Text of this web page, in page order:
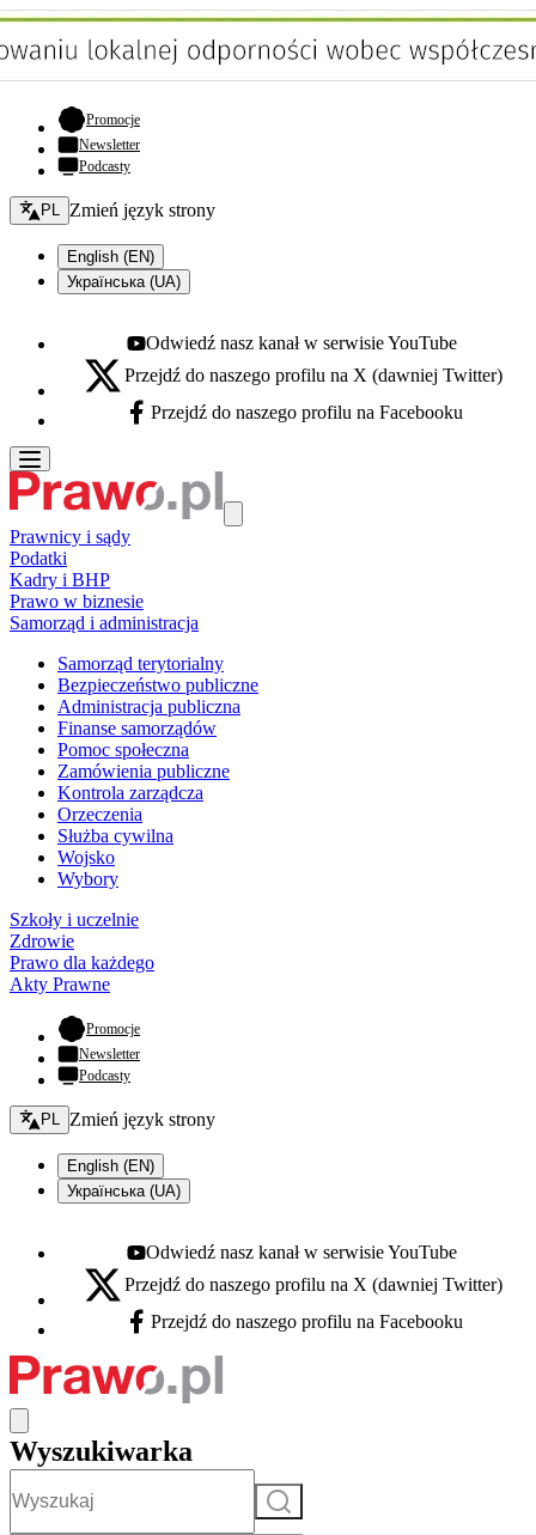
Promocje- otwiera się w nowej karcie
Newsletter
Podcasty
Zmień język - bieżący:
PL Zmień język strony
English (EN)
Українська (UA)
Youtube - otwiera się w nowej karcie
Odwiedź nasz kanał w serwisie YouTube
X - otwiera się w nowej karcie
Przejdź do naszego profilu na X (dawniej Twitter)
Facebook - otwiera się w nowej karcie
Przejdź do naszego profilu na Facebooku
Prawnicy i sądy
Podatki
Kadry i BHP
Prawo w biznesie
Samorząd i administracja
Samorząd terytorialny
Bezpieczeństwo publiczne
Administracja publiczna
Finanse samorządów
Pomoc społeczna
Zamówienia publiczne
Kontrola zarządcza
Orzeczenia
Służba cywilna
Wojsko
Wybory
Szkoły i uczelnie
Zdrowie
Prawo dla każdego
Akty Prawne
Promocje- otwiera się w nowej karcie
Newsletter
Podcasty
Zmień język - bieżący:
PL Zmień język strony
English (EN)
Українська (UA)
Youtube - otwiera się w nowej karcie
Odwiedź nasz kanał w serwisie YouTube
X - otwiera się w nowej karcie
Przejdź do naszego profilu na X (dawniej Twitter)
Facebook - otwiera się w nowej karcie
Przejdź do naszego profilu na Facebooku
Wyszukiwarka
Szukaj